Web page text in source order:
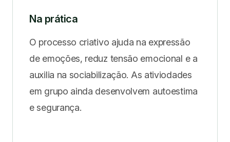
Na prática
O processo criativo ajuda na expressão
de emoções, reduz tensão emocional e a
auxilia na sociabilização. As ativiodades
em grupo ainda desenvolvem autoestima
e segurança.